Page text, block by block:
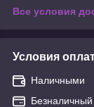
Все условия
Условия
Наличными
Безналичный